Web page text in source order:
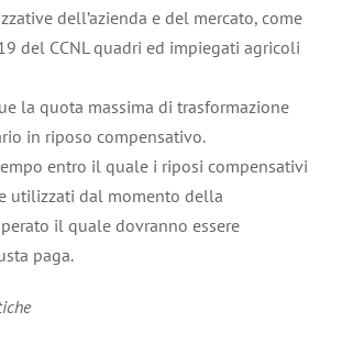
dell’azienda e del mercato, come
del CCNL quadri ed impiegati agricoli
la quota massima di trasformazione
in riposo compensativo.
entro il quale i riposi compensativi
utilizzati dal momento della
il quale dovranno essere
paga.